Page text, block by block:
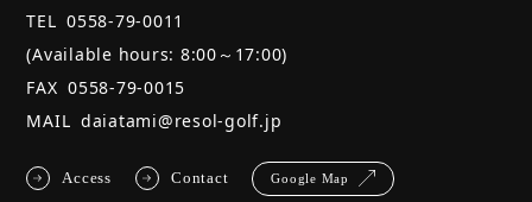
TEL 0558-79-0011
(Available hours: 8:00～17:00)
FAX 0558-79-0015
MAIL daiatami@resol-golf.jp
Access Contact Google Map